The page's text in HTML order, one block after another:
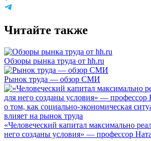
Читайте также
Обзоры рынка труда от hh.ru
Рынок труда — обзор СМИ
«Человеческий капитал максимально
него созданы условия» — профессор